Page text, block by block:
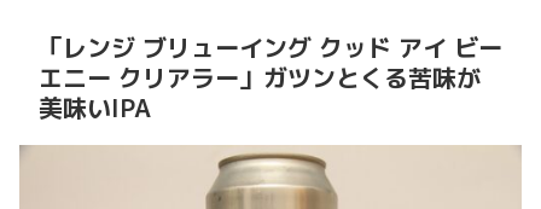
「レンジ ブリューイング クッド アイ ビー
エニー クリアラー」ガツンとくる苦味が
美味いIPA